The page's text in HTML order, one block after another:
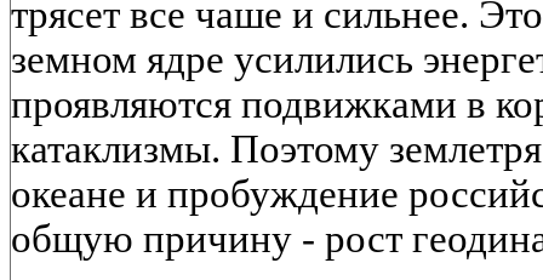
трясет все чаше и сильнее.
земном ядре усилились
проявляются подвижками в
катаклизмы. Поэтому
океане и пробуждение
общую причину - рост